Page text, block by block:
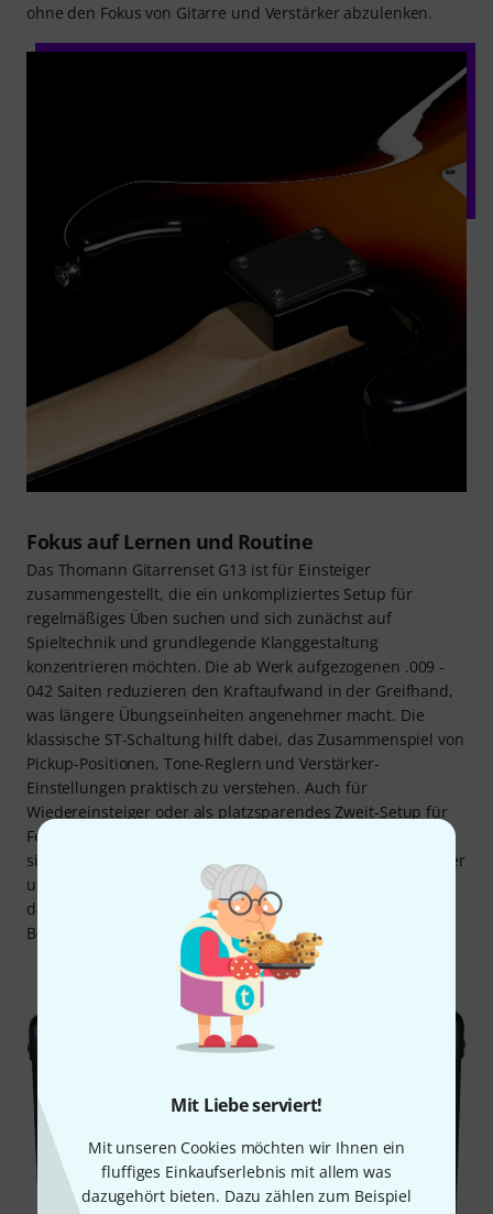
Mit Liebe serviert!
Mit unseren Cookies möchten wir Ihnen ein
fluffiges Einkaufserlebnis mit allem was
dazugehört bieten. Dazu zählen zum Beispiel
ohne den Fokus von Gitarre und Verstärker abzulenken.
Fokus auf Lernen und Routine
Das Thomann Gitarrenset G13 ist für Einsteiger
zusammengestellt, die ein unkompliziertes Setup für
regelmäßiges Üben suchen und sich zunächst auf
Spieltechnik und grundlegende Klanggestaltung
konzentrieren möchten. Die ab Werk aufgezogenen .009 -
042 Saiten reduzieren den Kraftaufwand in der Greifhand,
was längere Übungseinheiten angenehmer macht. Die
klassische ST-Schaltung hilft dabei, das Zusammenspiel von
Pickup-Positionen, Tone-Reglern und Verstärker-
Einstellungen praktisch zu verstehen. Auch für
Wiedereinsteiger oder als platzsparendes Zweit-Setup für
Ferienwohnung oder Proberaum bietet das Set eine
sinnvolle Lösung. Für stark verzerrte High-Gain-Sounds oder
umfangreiche Effektketten ist das Setup nicht ausgelegt,
dafür steht eine direkte, gut nachvollziehbare
Bedienstruktur im Vordergrund.